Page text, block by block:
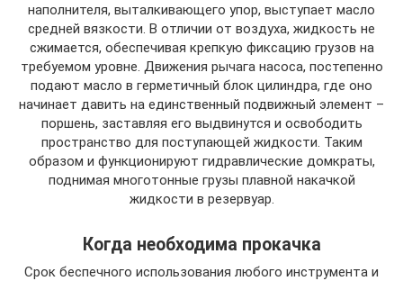
наполнителя, выталкивающего упор, выступает масло
средней вязкости. В отличии от воздуха, жидкость не
сжимается, обеспечивая крепкую фиксацию грузов на
требуемом уровне. Движения рычага насоса, постепенно
подают масло в герметичный блок цилиндра, где оно
начинает давить на единственный подвижный элемент –
поршень, заставляя его выдвинутся и освободить
пространство для поступающей жидкости. Таким
образом и функционируют гидравлические домкраты,
поднимая многотонные грузы плавной накачкой
жидкости в резервуар.
Когда необходима прокачка
Срок беспечного использования любого инструмента и